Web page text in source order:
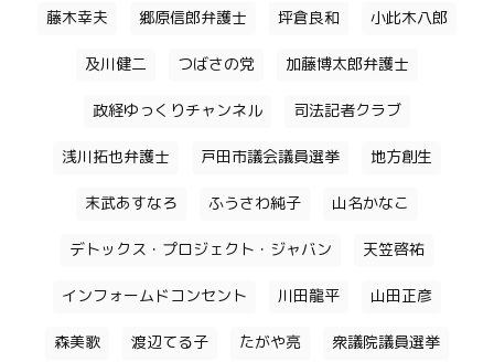
藤木幸夫 郷原信郎弁護士 坪倉良和 小此木八郎
及川健二 つばさの党 加藤博太郎弁護士
政経ゆっくりチャンネル 司法記者クラブ
浅川拓也弁護士 戸田市議会議員選挙 地方創生
末武あすなろ ふうさわ純子 山名かなこ
デトックス・プロジェクト・ジャバン 天笠啓祐
インフォームドコンセント 川田龍平 山田正彦
森美歌 渡辺てる子 たがや亮 衆議院議員選挙